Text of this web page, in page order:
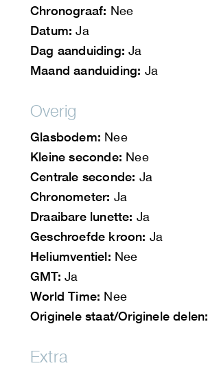
Chronograaf: Nee
Datum: Ja
Dag aanduiding: Ja
Maand aanduiding: Ja
Overig
Glasbodem: Nee
Kleine seconde: Nee
Centrale seconde: Ja
Chronometer: Ja
Draaibare lunette: Ja
Geschroefde kroon: Ja
Heliumventiel: Nee
GMT: Ja
World Time: Nee
Originele staat/Originele delen:
Extra